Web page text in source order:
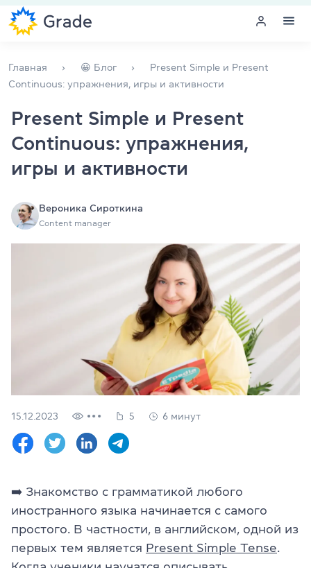
Обучение для преподавателей
Английский для компаний
Подготовка к экзаменам
уровень
Оставить заявку
Язык сайта
(063) 580 11 00
(098) 580 11 00
г. Киев, метро Золотые Ворота, ул. Ярославов Вал, 13/2-б,
Главная 😀 Блог
Present Simple и Present
Continuous: упражнения, игры и активности
Present Simple и Present
Continuous: упражнения,
игры и активности
Вероника Сироткина
Content manager
15.12.2023 5 6 минут
➡️ Знакомство с грамматикой любого
иностранного языка начинается с самого
простого. В частности, в английском, одной из
первых тем является Present Simple Tense